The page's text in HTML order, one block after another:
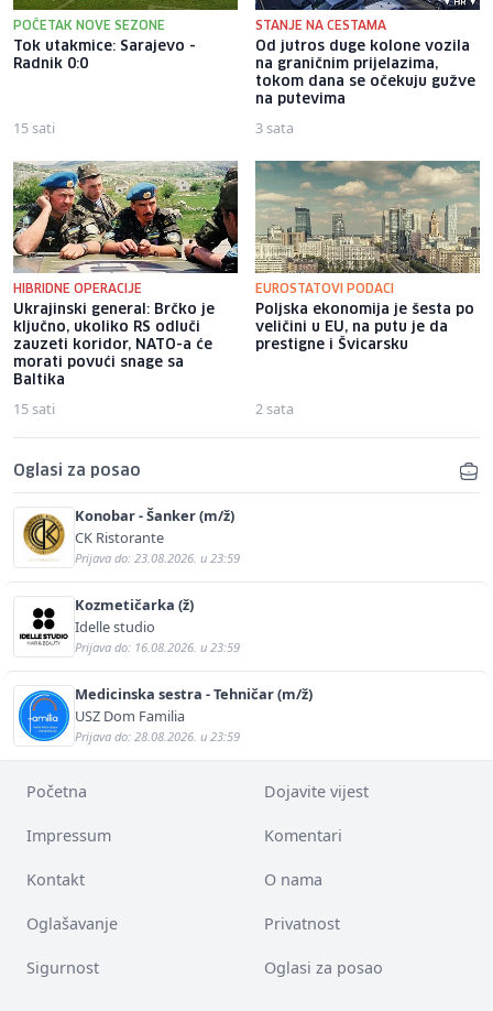
POČETAK NOVE SEZONE
Tok utakmice: Sarajevo -
Radnik 0:0
15 sati
STANJE NA CESTAMA
Od jutros duge kolone vozila
na graničnim prijelazima,
tokom dana se očekuju gužve
na putevima
3 sata
HIBRIDNE OPERACIJE
Ukrajinski general: Brčko je
ključno, ukoliko RS odluči
zauzeti koridor, NATO-a će
morati povući snage sa
Baltika
15 sati
EUROSTATOVI PODACI
Poljska ekonomija je šesta po
veličini u EU, na putu je da
prestigne i Švicarsku
2 sata
Oglasi za posao
Konobar - Šanker (m/ž)
CK Ristorante
Prijava do: 23.08.2026. u 23:59
Kozmetičarka (ž)
Idelle studio
Prijava do: 16.08.2026. u 23:59
Medicinska sestra - Tehničar (m/ž)
USZ Dom Familia
Prijava do: 28.08.2026. u 23:59
Početna Dojavite vijest
Impressum Komentari
Kontakt O nama
Oglašavanje Privatnost
Sigurnost Oglasi za posao